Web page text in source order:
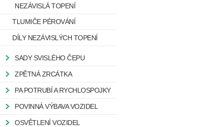
NEZÁVISLÁ TOPENÍ
TLUMIČE PÉROVÁNÍ
DÍLY NEZÁVISLÝCH TOPENÍ
SADY SVISLÉHO ČEPU
ZPĚTNÁ ZRCÁTKA
PA POTRUBÍ A RYCHLOSPOJKY
POVINNÁ VÝBAVA VOZIDEL
OSVĚTLENÍ VOZIDEL